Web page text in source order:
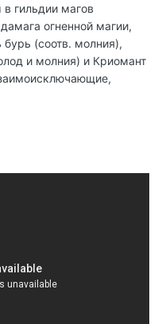
гильдии магов
огненной магии,
(соотв. молния),
и молния) и Криомант